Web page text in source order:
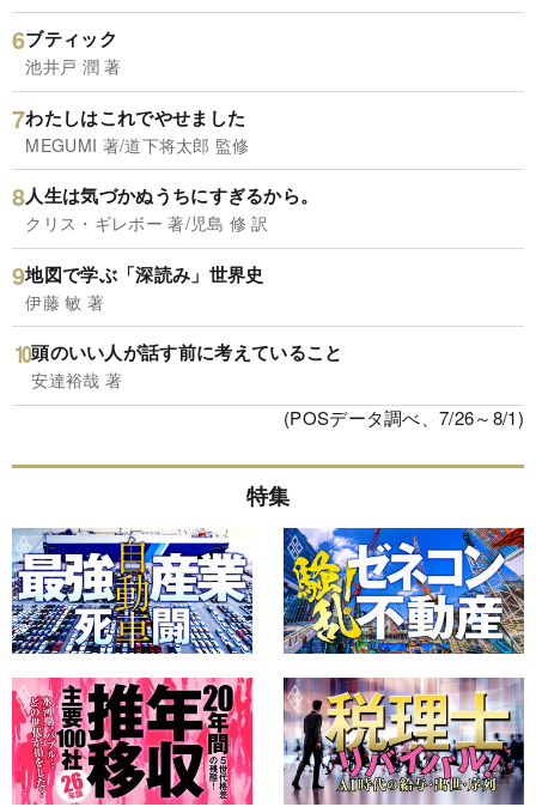
ブティック
池井戸 潤 著
わたしはこれでやせました
MEGUMI 著/道下将太郎 監修
人生は気づかぬうちにすぎるから。
クリス・ギレボー 著/児島 修 訳
地図で学ぶ「深読み」世界史
伊藤 敏 著
頭のいい人が話す前に考えていること
安達裕哉 著
(POSデータ調べ、7/26～8/1)
特集